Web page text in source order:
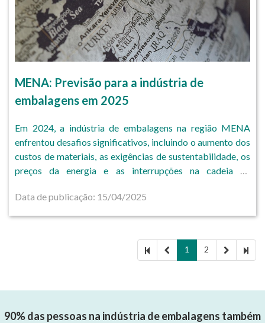
MENA: Previsão para a indústria de
embalagens em 2025
Em 2024, a indústria de embalagens na região MENA
enfrentou desafios significativos, incluindo o aumento dos
custos de materiais, as exigências de sustentabilidade, os
preços da energia e as interrupções na cadeia de
Data de publicação: 15/04/2025
1 2
90% das pessoas na indústria de embalagens também